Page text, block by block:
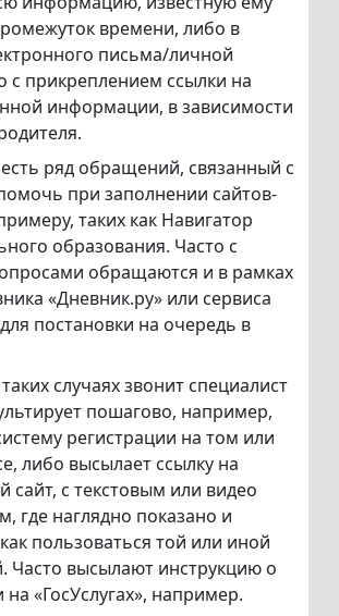
времени, либо в
письма/личной
с прикреплением ссылки на
информации, в зависимости
ряд обращений, связанный с
при заполнении сайтов-
таких как Навигатор
образования. Часто с
обращаются и в рамках
«Дневник.ру» или сервиса
для постановки на очередь в
случаях звонит специалист
пошагово, например,
регистрации на том или
либо высылает ссылку на
сайт, с текстовым или видео
где наглядно показано и
пользоваться той или иной
Часто высылают инструкцию о
на «ГосУслугах», например.